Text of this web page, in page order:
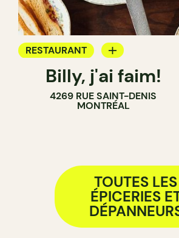
RESTAURANT
ÉPICERIE
COMPTOIR
Billy, j'ai faim!
4269 RUE SAINT-DENIS
MONTRÉAL
TOUTES LES
ÉPICERIES